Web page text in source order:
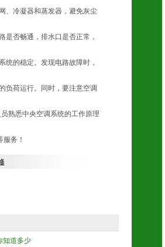
、冷凝器和蒸发器，避免灰尘
是否畅通，排水口是否正常，
统的稳定。发现电路故障时，
负荷运行。同时，要注意空调
熟悉中央空调系统的工作原理
服务！
知道多少